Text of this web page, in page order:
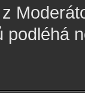
podléhá